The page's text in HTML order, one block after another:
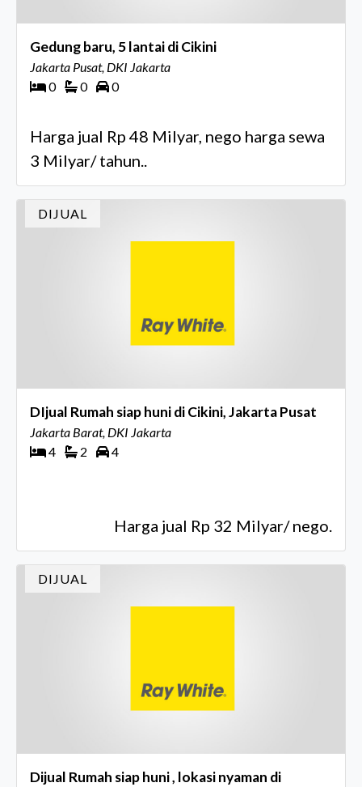
Gedung baru, 5 lantai di Cikini
Jakarta Pusat, DKI Jakarta
0
0 0
Harga jual Rp 48 Milyar, nego harga sewa
3 Milyar/ tahun..
DIJUAL
DIjual Rumah siap huni di Cikini, Jakarta Pusat
Jakarta Barat, DKI Jakarta
4
2 4
Harga jual Rp 32 Milyar/ nego.
DIJUAL
Dijual Rumah siap huni , lokasi nyaman di